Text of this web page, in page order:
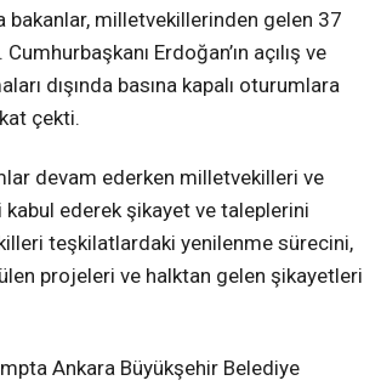
bakanlar, milletvekillerinden gelen 37
Erdoğan’ın açılış ve
dışında basına kapalı oturumlara
çekti.
devam ederken milletvekilleri ve
ederek şikayet ve taleplerini
teşkilatlardaki yenilenme sürecini,
projeleri ve halktan gelen şikayetleri
Ankara Büyükşehir Belediye